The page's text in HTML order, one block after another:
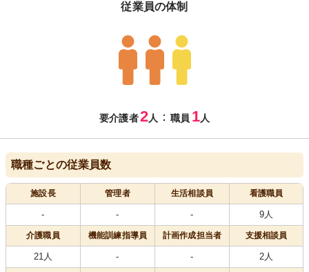
従業員の体制
要介護者2人 ：職員 1人
職種ごとの従業員数
施設長 管理者 生活相談員 看護職員
- - - 9人
介護職員 機能訓練指導員 計画作成担当者 支援相談員
21人 - - 2人